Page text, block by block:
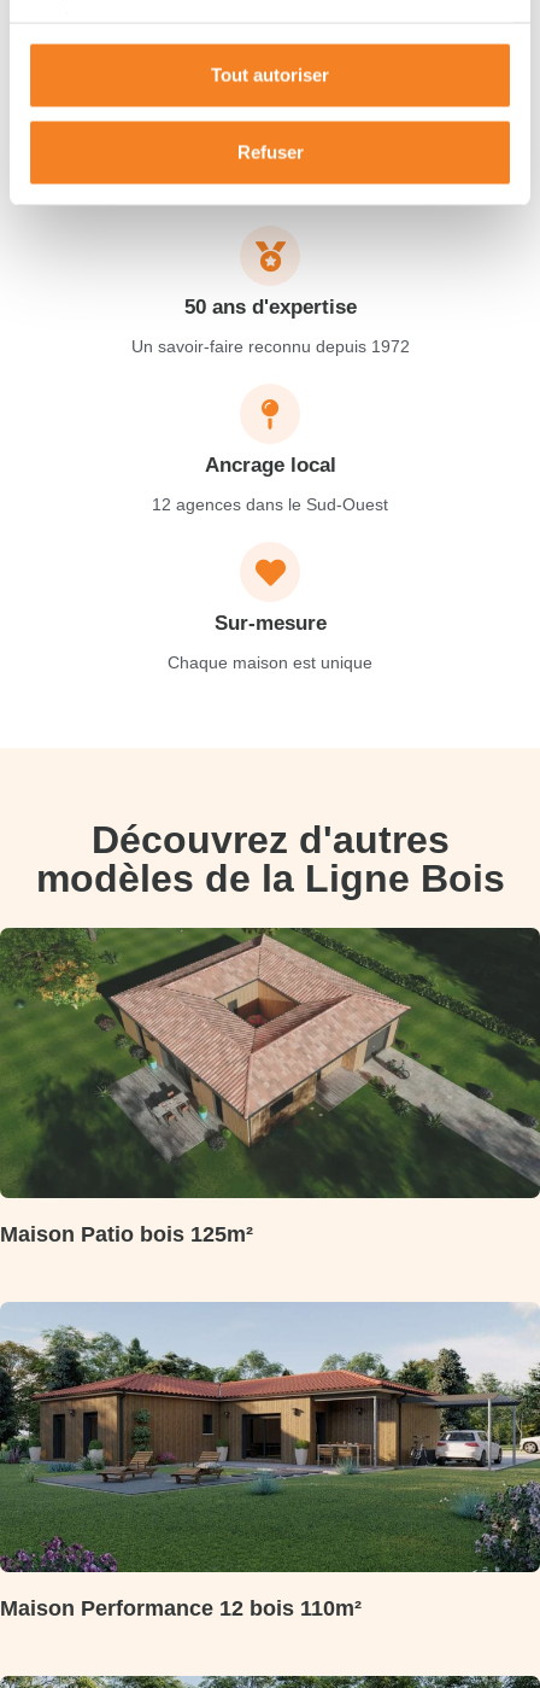
Tout autoriser
Refuser
Garantie décennale
Protection complète pendant 10 ans
50 ans d'expertise
Un savoir-faire reconnu depuis 1972
Ancrage local
12 agences dans le Sud-Ouest
Sur-mesure
Chaque maison est unique
Découvrez d'autres
modèles de la Ligne Bois
Maison Patio bois 125m²
Maison Performance 12 bois 110m²